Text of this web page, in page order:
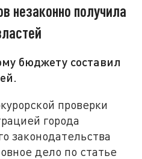
незаконно получила
бюджету составил
проверки
города
законодательства
дело по статье